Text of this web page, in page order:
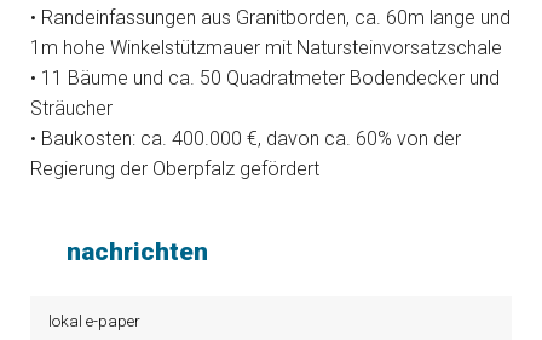
• Randeinfassungen aus Granitborden, ca. 60m lange und
1m hohe Winkelstützmauer mit Natursteinvorsatzschale
• 11 Bäume und ca. 50 Quadratmeter Bodendecker und
Sträucher
• Baukosten: ca. 400.000 €, davon ca. 60% von der
Regierung der Oberpfalz gefördert
nachrichten
lokal e-paper